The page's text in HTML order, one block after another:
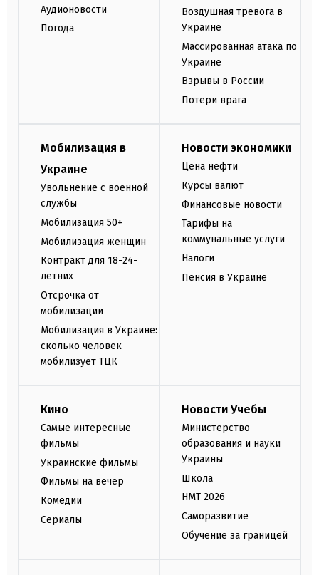
Аудионовости
Погода
Воздушная тревога в
Украине
Массированная атака по
Украине
Взрывы в России
Потери врага
Мобилизация в
Украине
Увольнение с военной
службы
Мобилизация 50+
Мобилизация женщин
Контракт для 18-24-
летних
Отсрочка от
мобилизации
Мобилизация в Украине:
сколько человек
мобилизует ТЦК
Новости экономики
Цена нефти
Курсы валют
Финансовые новости
Тарифы на
коммунальные услуги
Налоги
Пенсия в Украине
Кино
Самые интересные
фильмы
Украинские фильмы
Фильмы на вечер
Комедии
Сериалы
Новости Учебы
Министерство
образования и науки
Украины
Школа
НМТ 2026
Саморазвитие
Обучение за границей